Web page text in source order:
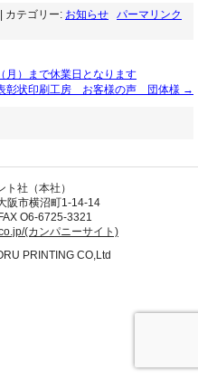
| カテゴリー: お知らせ
パーマリンク
月）まで休業日となります
彰状印刷工房 お客様の声 団体様 →
社（本社）
阪市横沼町1-14-14
O6-6725-3321
(カンパニーサイト)
PRINTING CO,Ltd